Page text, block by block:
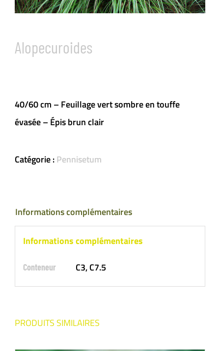
Alopecuroides
40/60 cm – Feuillage vert sombre en touffe
évasée – Épis brun clair
Catégorie :Pennisetum
Informations complémentaires
Informations complémentaires
Conteneur C3, C7.5
PRODUITS SIMILAIRES